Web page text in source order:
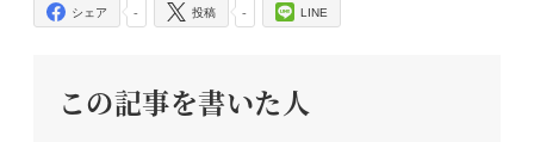
-
シェア -
投稿 LINE
この記事を書いた人